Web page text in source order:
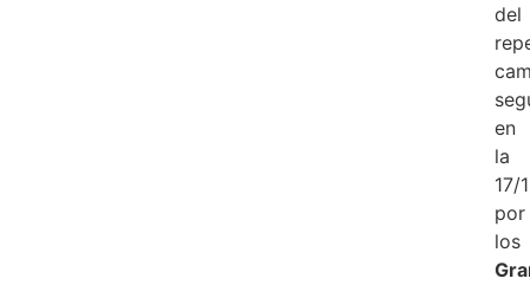
del
en
la
17/
por
los